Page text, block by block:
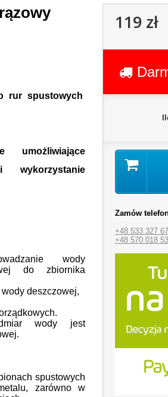
rur spustowych
umożliwiające
wykorzystanie
wody
do zbiornika
deszczowej,
wody jest
spustowych
zarówno w
119 zł
Zamów
+48 533 327
+48 570 018